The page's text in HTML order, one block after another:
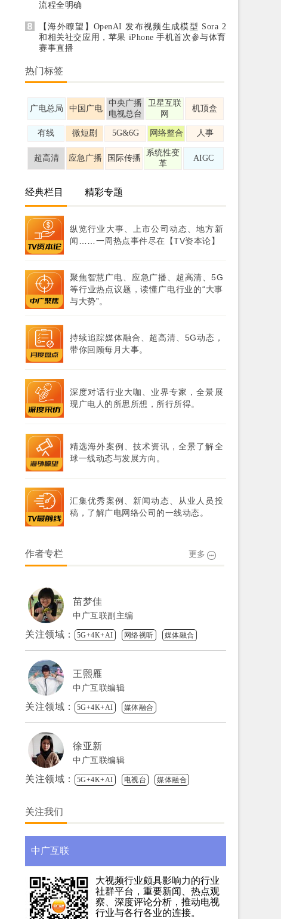
流程全明确
【海外瞭望】OpenAI 发布视频生成模型 Sora 2
和相关社交应用，苹果 iPhone 手机首次参与体育
赛事直播
热门标签
广电总局 中国广电
中央广播
电视总台
卫星互联
网
机顶盒
有线 微短剧 5G&6G 网络整合 人事
超高清 应急广播 国际传播
系统性变
革
AIGC
经典栏目 精彩专题
纵览行业大事、上市公司动态、地方新
闻……一周热点事件尽在【TV资本论】
聚焦智慧广电、应急广播、超高清、5G
等行业热点议题，读懂广电行业的“大事
与大势”。
持续追踪媒体融合、超高清、5G动态，
带你回顾每月大事。
深度对话行业大咖、业界专家，全景展
现广电人的所思所想，所行所得。
精选海外案例、技术资讯，全景了解全
球一线动态与发展方向。
汇集优秀案例、新闻动态、从业人员投
稿，了解广电网络公司的一线动态。
作者专栏 更多
苗梦佳
中广互联副主编
关注领域： 5G+4K+AI 网络视听 媒体融合
王熙雁
中广互联编辑
关注领域： 5G+4K+AI 媒体融合
徐亚新
中广互联编辑
关注领域： 5G+4K+AI 电视台 媒体融合
关注我们
中广互联
大视频行业颇具影响力的行业
社群平台，重要新闻、热点观
察、深度评论分析，推动电视
行业与各行各业的连接。